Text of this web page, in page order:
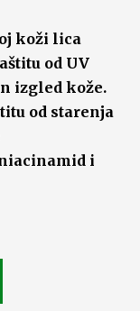
koži lica
od UV
izgled kože.
od starenja
i